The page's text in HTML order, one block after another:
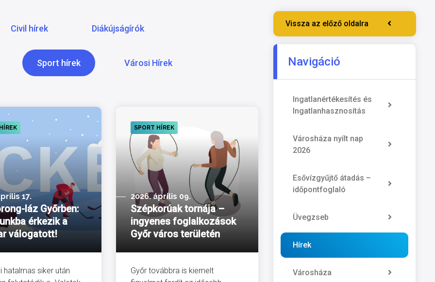
Civil hírek Diákújságírók
Sport hírek Városi Hírek
17.
láz Győrben:
érkezik a
válogatott!
hatalmas siker után
SPORT HÍREK
2026. április 09.
Szépkorúak tornája –
ingyenes foglalkozások
Győr város területén
Győr továbbra is kiemelt
Vissza az előző oldalra
Navigáció
Ingatlanértékesítés és
Ingatlanhasznosítás
Városháza nyílt nap
2026
Esővízgyűjtő átadás –
időpontfoglaló
Üvegzseb
Hírek
Városháza